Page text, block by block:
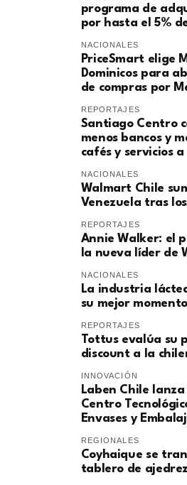
programa de
por hasta el 5%
NACIONALES
PriceSmart elige
Dominicos para
de compras por
REPORTAJES
Santiago Centro
menos bancos y
cafés y servicios
NACIONALES
Walmart Chile
Venezuela tras
REPORTAJES
Annie Walker: el
la nueva líder de
NACIONALES
La industria
su mejor
REPORTAJES
Tottus evalúa su
discount a la
INNOVACIÓN
Laben Chile
Centro
Envases y
REGIONALES
Coyhaique se
tablero de